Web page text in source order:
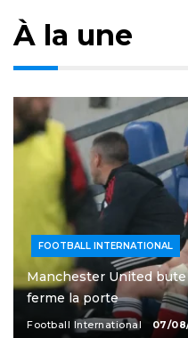
À la une
FOOTBALL INTERNATIONAL
Manchester United
ferme la porte
Football International 07/